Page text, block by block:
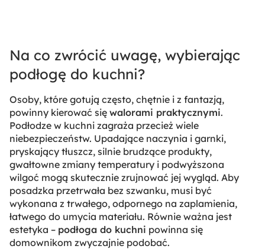
Na co zwrócić uwagę, wybierając
podłogę do kuchni?
Osoby, które gotują często, chętnie i z fantazją,
powinny kierować się walorami praktycznymi.
Podłodze w kuchni zagraża przecież wiele
niebezpieczeństw. Upadające naczynia i garnki,
pryskający tłuszcz, silnie brudzące produkty,
gwałtowne zmiany temperatury i podwyższona
wilgoć mogą skutecznie zrujnować jej wygląd. Aby
posadzka przetrwała bez szwanku, musi być
wykonana z trwałego, odpornego na zaplamienia,
łatwego do umycia materiału. Równie ważna jest
estetyka – podłoga do kuchni powinna się
domownikom zwyczajnie podobać.